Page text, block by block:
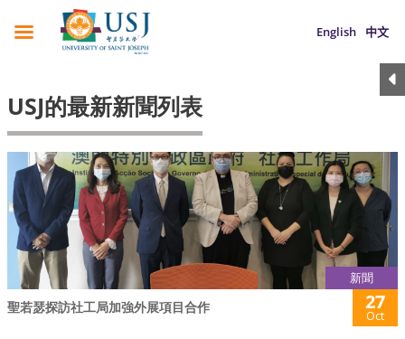
English 中文
USJ的最新新聞列表
新聞
聖若瑟探訪社工局加強外展項目合作 27
Oct